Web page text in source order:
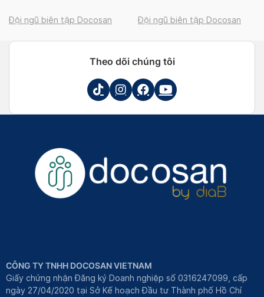
Đội ngũ biên tập Docosan Đội ngũ biên tập Docosan
Theo dõi chúng tôi
CÔNG TY TNHH DOCOSAN VIETNAM
Giấy chứng nhận Đăng ký Doanh nghiệp số 0316247099, cấp
ngày 27/04/2020 tại Sở Kế hoạch Đầu tư Thành phố Hồ Chí